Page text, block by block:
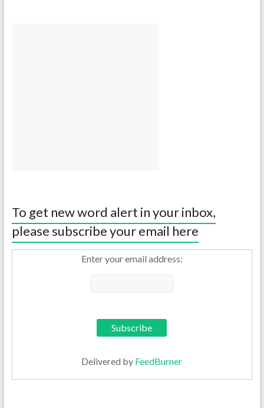
To get new word alert in your inbox,
please subscribe your email here
Enter your email address:
Delivered by FeedBurner